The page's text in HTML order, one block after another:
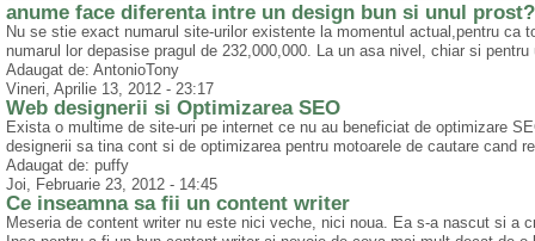
anume face diferenta intre un design bun si unul prost?
Nu se stie exact numarul site-urilor existente la momentul actual,pentru ca
numarul lor depasise pragul de 232,000,000. La un asa nivel, chiar si
Adaugat de: AntonioTony
Vineri, Aprilie 13, 2012 - 23:17
Web designerii si Optimizarea SEO
Exista o multime de site-uri pe internet ce nu au beneficiat de optimizare
designerii sa tina cont si de optimizarea pentru motoarele de cautare cand
Adaugat de: puffy
Joi, Februarie 23, 2012 - 14:45
Ce inseamna sa fii un content writer
Meseria de content writer nu este nici veche, nici noua. Ea s-a nascut si a